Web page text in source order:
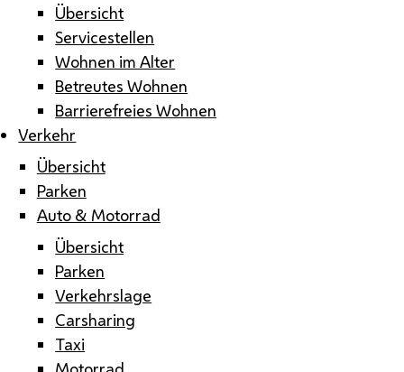
Übersicht
Servicestellen
Wohnen im Alter
Betreutes Wohnen
Barrierefreies Wohnen
Verkehr
Übersicht
Parken
Auto & Motorrad
Übersicht
Parken
Verkehrslage
Carsharing
Taxi